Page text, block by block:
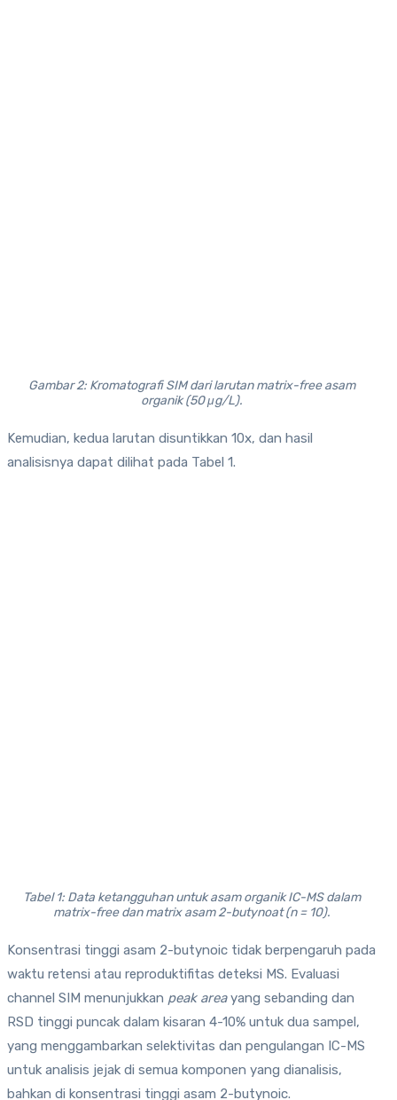
Gambar 2: Kromatografi SIM dari larutan matrix-free asam
organik (50 μg/L).
Kemudian, kedua larutan disuntikkan 10x, dan hasil
analisisnya dapat dilihat pada Tabel 1.
Tabel 1: Data ketangguhan untuk asam organik IC-MS dalam
matrix-free dan matrix asam 2-butynoat (n = 10).
Konsentrasi tinggi asam 2-butynoic tidak berpengaruh pada
waktu retensi atau reproduktifitas deteksi MS. Evaluasi
channel SIM menunjukkan peak areayang sebanding dan
RSD tinggi puncak dalam kisaran 4-10% untuk dua sampel,
yang menggambarkan selektivitas dan pengulangan IC-MS
untuk analisis jejak di semua komponen yang dianalisis,
bahkan di konsentrasi tinggi asam 2-butynoic.